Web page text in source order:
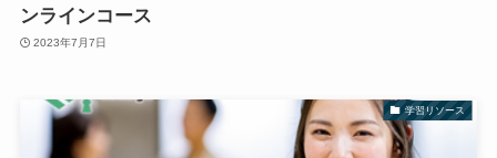
ンラインコース
2023年7月7日
学習リソース